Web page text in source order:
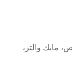
مايك والتز،